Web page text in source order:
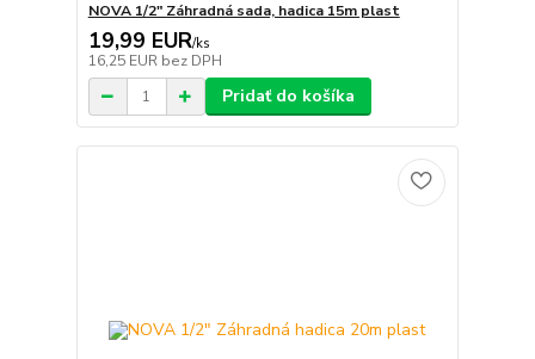
NOVA 1/2" Záhradná sada, hadica 15m plast
19,99 EUR/ks
16,25 EUR bez DPH
Pridať do košíka